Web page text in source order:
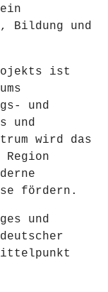
Bildung und
ist
und
und
wird das
fördern.
und